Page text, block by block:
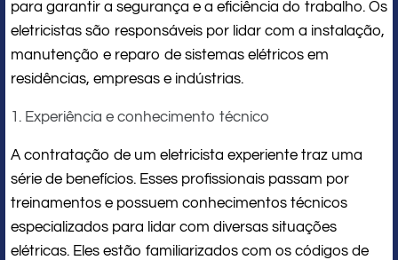
para garantir a segurança e a eficiência do trabalho. Os
eletricistas são responsáveis por lidar com a instalação,
manutenção e reparo de sistemas elétricos em
residências, empresas e indústrias.
1. Experiência e conhecimento técnico
A contratação de um eletricista experiente traz uma
série de benefícios. Esses profissionais passam por
treinamentos e possuem conhecimentos técnicos
especializados para lidar com diversas situações
elétricas. Eles estão familiarizados com os códigos de